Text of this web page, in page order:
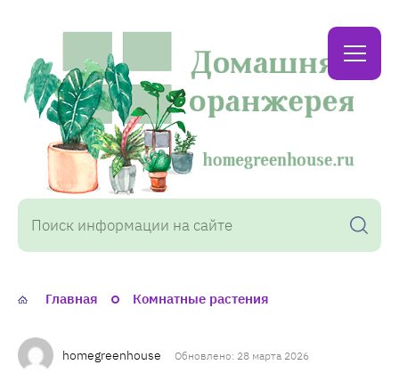
Домашняя
оранжерея
Главная Комнатные растения
homegreenhouse Обновлено: 28 марта 2026